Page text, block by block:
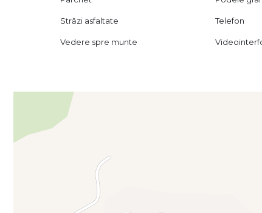
Străzi asfaltate Telefon
Vedere spre munte